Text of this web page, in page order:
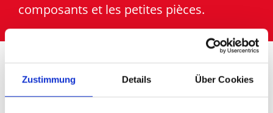
Zustimmung Details Über Cookies
composants et les petites pièces.
Solutions de stockage
Logistique automobile & construction mécanique